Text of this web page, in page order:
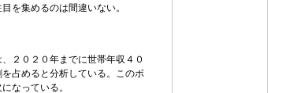
を集めるのは間違いない。
２０２０年までに世帯年収４０
占めると分析している。このボ
なっている。